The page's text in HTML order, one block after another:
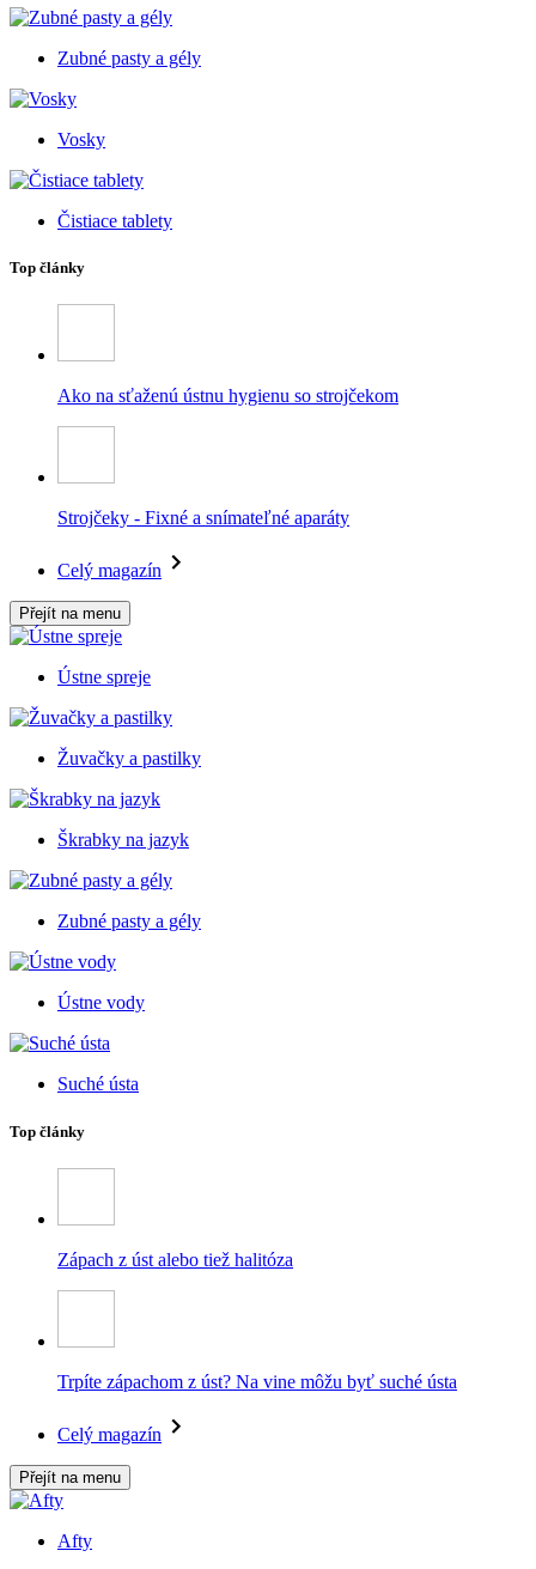
Zubné pasty a gély
Vosky
Čistiace tablety
Top články
Ako na sťaženú ústnu hygienu so strojčekom
Strojčeky - Fixné a snímateľné aparáty
Celý magazín
Přejít na menu
Ústne spreje
Žuvačky a pastilky
Škrabky na jazyk
Zubné pasty a gély
Ústne vody
Suché ústa
Top články
Zápach z úst alebo tiež halitóza
Trpíte zápachom z úst? Na vine môžu byť suché ústa
Celý magazín
Přejít na menu
Afty